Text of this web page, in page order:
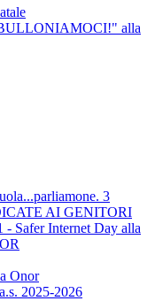
alla
3
AI GENITORI
- Safer Internet Day alla
Onor
2025-2026